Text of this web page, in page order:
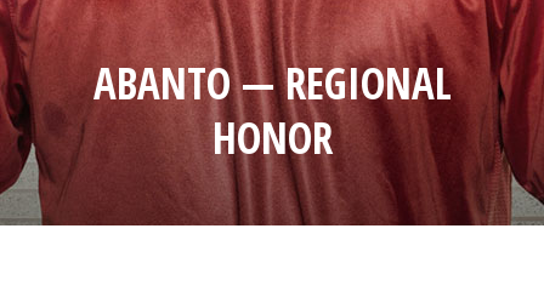
ABANTO — REGIONAL
HONOR